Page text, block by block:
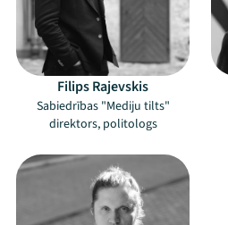
Filips Rajevskis
Sabiedrības "Mediju tilts"
direktors, politologs